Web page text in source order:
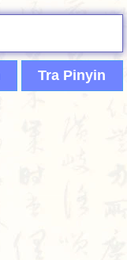
Tra Pinyin